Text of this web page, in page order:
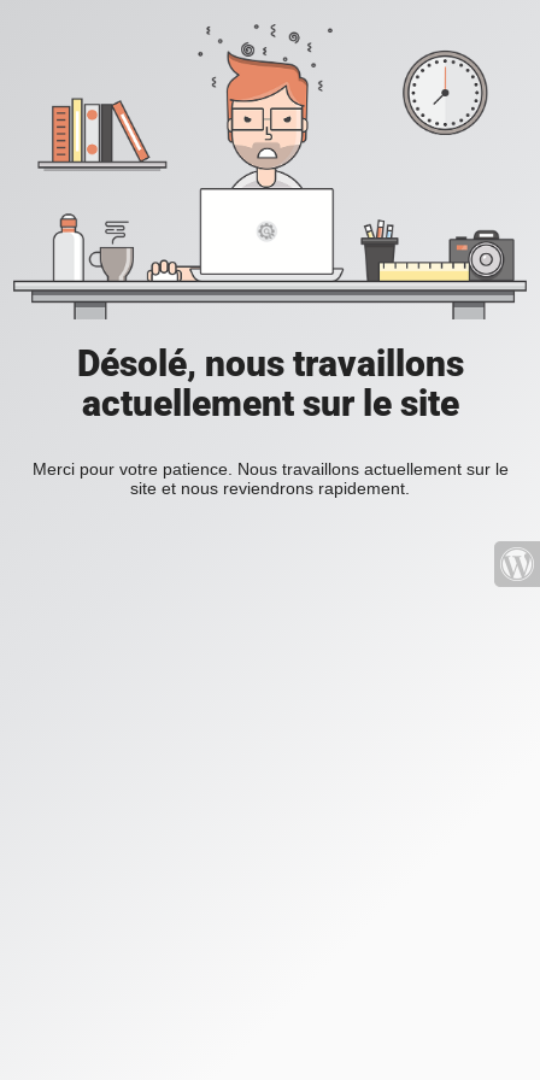
Désolé, nous travaillons
actuellement sur le site
Merci pour votre patience. Nous travaillons actuellement sur le
site et nous reviendrons rapidement.